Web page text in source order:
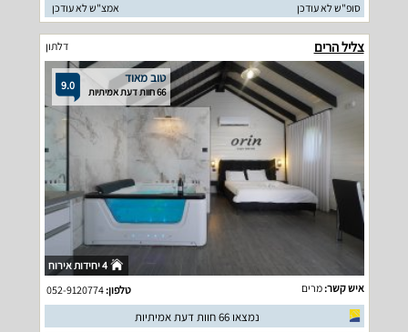
סופ"ש לא עודכן
אמצ"ש לא עודכן
צליל הרים דלתון
9.0 טוב מאוד
66 חוות דעת אמיתיות
4 יחידות אירוח
איש קשר:מרים טלפון:052-9120774
נמצאו 66 חוות דעת אמיתיות